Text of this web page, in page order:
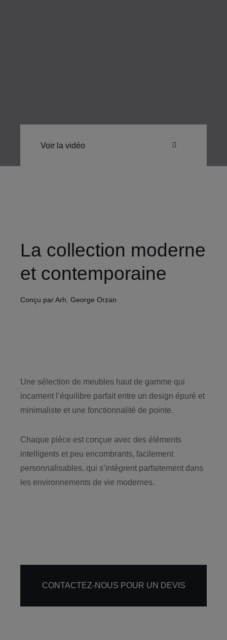
Voir la vidéo
La collection moderne
et contemporaine
Conçu par Arh. George Orzan
Une sélection de meubles haut de gamme qui
incarnent l’équilibre parfait entre un design épuré et
minimaliste et une fonctionnalité de pointe.
Chaque pièce est conçue avec des éléments
intelligents et peu encombrants, facilement
personnalisables, qui s’intègrent parfaitement dans
les environnements de vie modernes.
CONTACTEZ-NOUS POUR UN DEVIS